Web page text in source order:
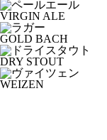
VIRGIN ALE
GOLD BACH
DRY STOUT
WEIZEN